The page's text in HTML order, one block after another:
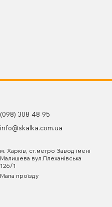
(098) 308-48-95
info@skalka.com.ua
м. Харків, ст.метро Завод імені
Малишева вул.Плеханівська
126/1
Мапа проїзду